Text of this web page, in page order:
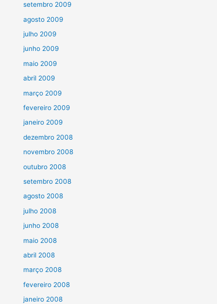
setembro 2009
agosto 2009
julho 2009
junho 2009
maio 2009
abril 2009
março 2009
fevereiro 2009
janeiro 2009
dezembro 2008
novembro 2008
outubro 2008
setembro 2008
agosto 2008
julho 2008
junho 2008
maio 2008
abril 2008
março 2008
fevereiro 2008
janeiro 2008